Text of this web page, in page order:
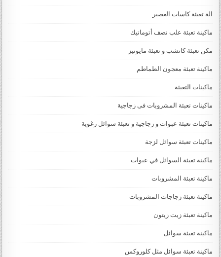
الة تعبئة كاسات العصير
ماكينة تعبئة علب نصف أتوماتيك
مكن تعبئة كاتشب و تعبئة مايونيز
ماكينة تعبئة معجون الطماطم
ماكينات التعبئة
ماكينات تعبئة المشروبات فى زجاجية
ماكينات تعبئة عبوات و زجاجية و تعبئة سوائل رغوية
ماكينات تعبئة سوائل لزجة
‏‏‏ماكينة تعبئة السوائل في عبوات
ماكينة تعبئة المشروبات
ماكينة تعبئة زجاجات المشروبات
ماكينة تعبئة زيت زيتون
ماكينة تعبئة سوائل
ماكينة تعبئة سوائل مثل كلوروكس